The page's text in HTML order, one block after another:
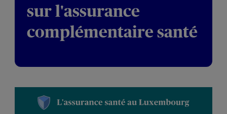
sur l'assurance
complémentaire santé